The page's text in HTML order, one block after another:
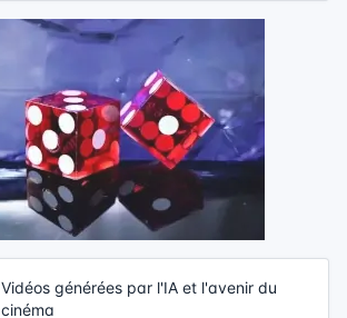
Vidéos générées par l'IA et l'avenir du
cinéma